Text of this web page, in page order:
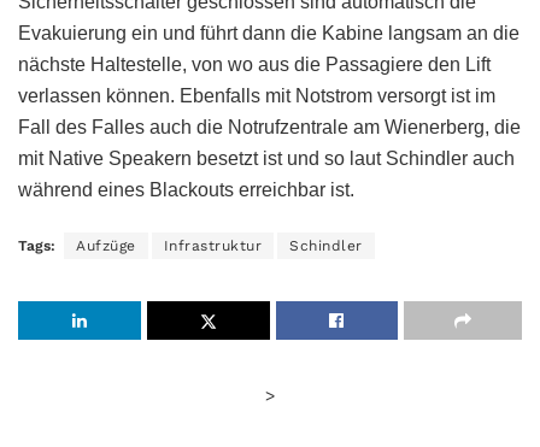
Evakuierung ein und führt dann die Kabine langsam an die
nächste Haltestelle, von wo aus die Passagiere den Lift
verlassen können. Ebenfalls mit Notstrom versorgt ist im
Fall des Falles auch die Notrufzentrale am Wienerberg, die
mit Native Speakern besetzt ist und so laut Schindler auch
während eines Blackouts erreichbar ist.
Tags: Aufzüge Infrastruktur Schindler
>